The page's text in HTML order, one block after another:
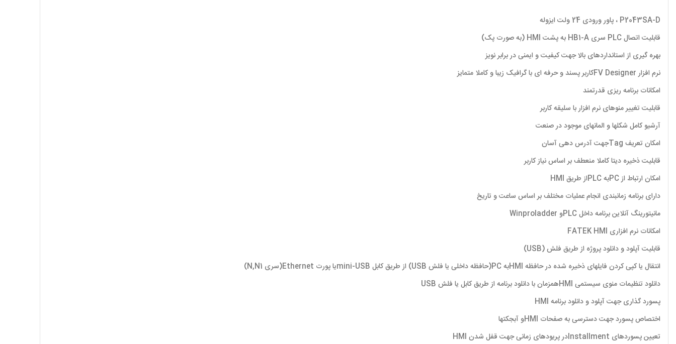
P2043SA-D ، پاور ورودی 24 ولت ایزوله
قابلیت اتصال PLC سری HB1-A به پشت HMI (به صورت پک)
بهره گیری از استانداردهای بالا جهت کیفیت و ایمنی در برابر نویز
نرم افزار FV Designerکاربر پسند و حرفه ای با گرافیک زیبا و کاملا متمایز
امکانات برنامه ریزی قدرتمند
قابلیت تغییر منوهای نرم افزار با سلیقه کاربر
آرشیو کامل شکلها و المانهای موجود در صنعت
امکان تعریف Tagجهت آدرس دهی آسان
قابلیت ذخیره دیتا کاملا منعطف بر اساس نیاز کاربر
امکان ارتباط از PCبه PLCاز طریق HMI
دارای برنامه زمانبندی انجام عملیات مختلف بر اساس ساعت و تاریخ
مانیتورینگ آنلاین برنامه داخل PLCو Winproladder
امکانات نرم افزاری FATEK HMI
قابلیت آپلود و دانلود پروژه از طریق فلش (USB)
انتقال یا کپی کردن فایلهای ذخیره شده در حافظه HMIبه PC(حافظه داخلی یا فلش USB) از طریق کابل mini-USBیا پورت Ethernet(سری N,N1)
دانلود تنظیمات منوی سیستمی HMIهمزمان با دانلود برنامه از طریق کابل یا فلش USB
پسورد گذاری جهت آپلود و دانلود برنامه HMI
اختصاص پسورد جهت دسترسی به صفحات HMIو آبجکتها
تعیین پسوردهای Installmentدر پریودهای زمانی جهت قفل شدن HMI